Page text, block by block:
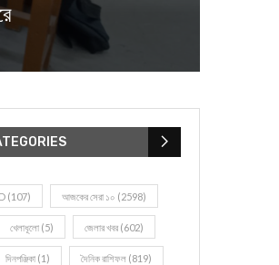
(107) আজকের সেরা ১০ (2598)
খেলাধূলো (5) জেলার খবর (602)
দিনপঞ্জিকা (1) দৈনিক রাশিফল (819)